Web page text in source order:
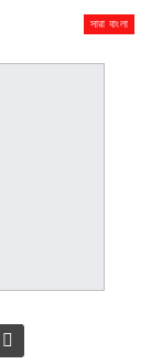
সারা বাংলা